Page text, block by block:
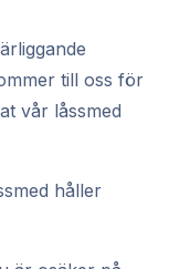
till oss för
vår låssmed
håller